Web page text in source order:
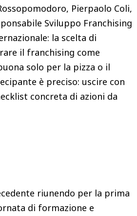
Pierpaolo Coli,
Sviluppo Franchising
la scelta di
il franchising come
solo per la pizza o il
è preciso: uscire con
concreta di azioni da
riunendo per la prima
di formazione e